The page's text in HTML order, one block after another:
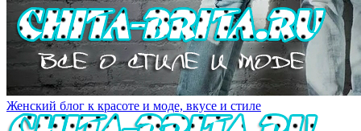
Женский блог к красоте и моде, вкусе и стиле